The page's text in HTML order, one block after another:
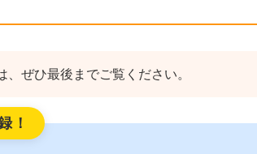
ぜひ最後までご覧ください。
！